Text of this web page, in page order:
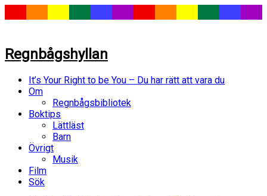
Regnbågshyllan
It’s Your Right to be You – Du har rätt att vara du
Om
Regnbågsbibliotek
Boktips
Lättläst
Barn
Övrigt
Musik
Film
Sök